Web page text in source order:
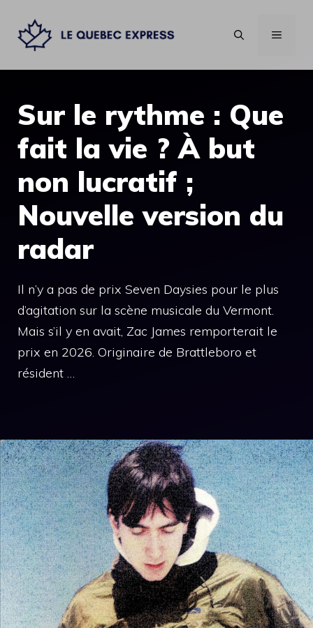
contenu
MENU
Sur le rythme : Que
fait la vie ? À but
non lucratif ;
Nouvelle version du
radar
Il n’y a pas de prix Seven Daysies pour le plus
d’agitation sur la scène musicale du Vermont.
Mais s’il y en avait, Zac James remporterait le
prix en 2026. Originaire de Brattleboro et
résident …